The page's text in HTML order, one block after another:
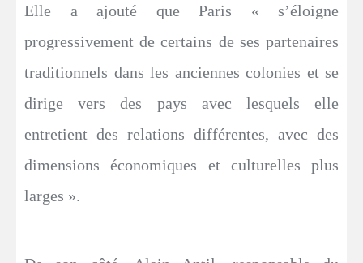
Elle a ajouté que Paris « s’éloigne
progressivement de certains de ses partenaires
traditionnels dans les anciennes colonies et se
dirige vers des pays avec lesquels elle
entretient des relations différentes, avec des
dimensions économiques et culturelles plus
larges ».